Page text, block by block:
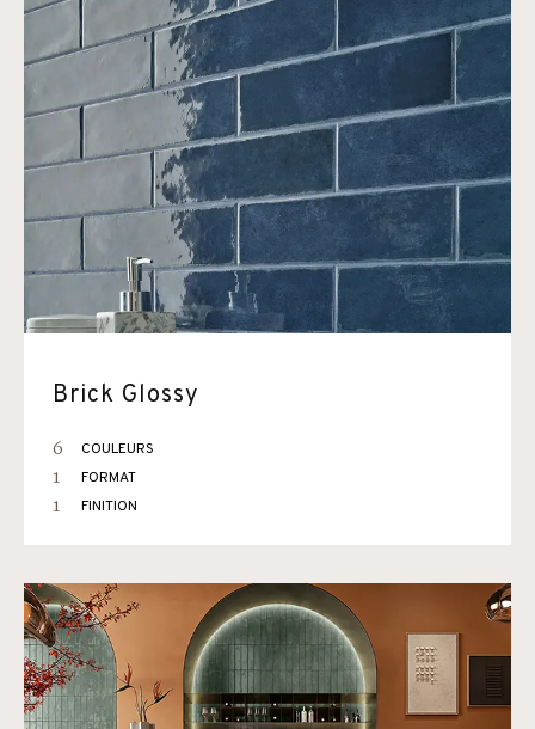
Brick Glossy
6 COULEURS
1 FORMAT
1 FINITION